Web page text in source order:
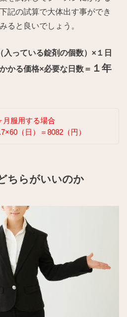
記の試算で大体出す事ができ
ると良いでしょう。
っている錠剤の個数）×１日
かる価格×必要な日数＝ １年
月服用する場合
（日）＝8082（円）
ちらがいいのか